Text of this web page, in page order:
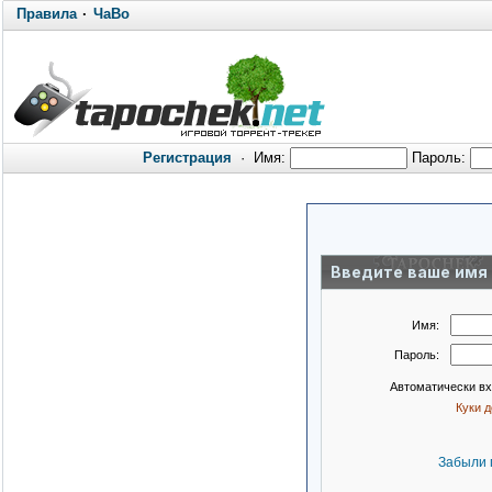
Правила· ЧаВо
Регистрация · Имя: Пароль:
Введите ваше имя
Имя:
Пароль:
Автоматически
Куки
Забыли